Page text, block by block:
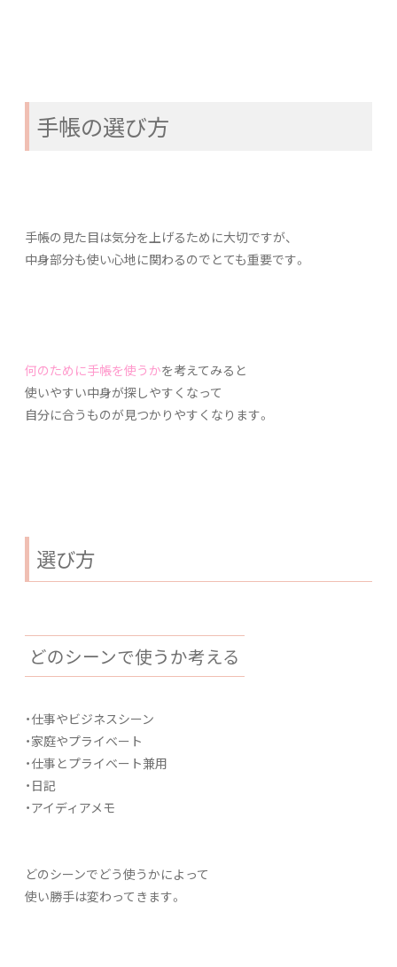
手帳の選び方
手帳の見た目は気分を上げるために大切ですが、
中身部分も使い心地に関わるのでとても重要です。
何のために手帳を使うかを考えてみると
使いやすい中身が探しやすくなって
自分に合うものが見つかりやすくなります。
選び方
どのシーンで使うか考える
・仕事やビジネスシーン
・家庭やプライベート
・仕事とプライベート兼用
・日記
・アイディアメモ
どのシーンでどう使うかによって
使い勝手は変わってきます。